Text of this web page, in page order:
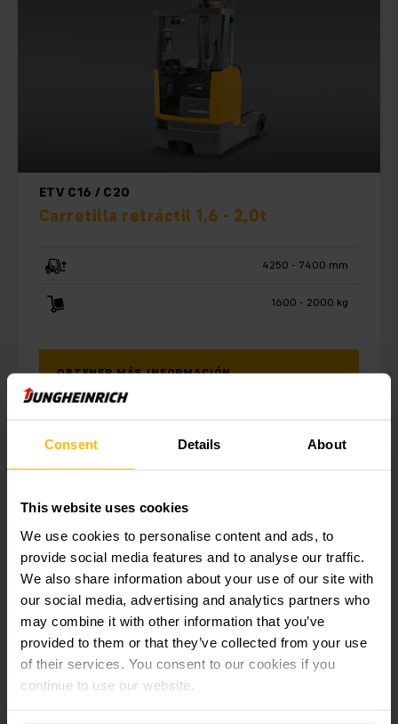
Consent Details About
This website uses cookies
We use cookies to personalise content and ads, to
provide social media features and to analyse our traffic.
We also share information about your use of our site with
our social media, advertising and analytics partners who
may combine it with other information that you’ve
provided to them or that they’ve collected from your use
of their services. You consent to our cookies if you
continue to use our website.
ETV C16 / C20
Carretilla retráctil 1,6 - 2,0t
4250 - 7400 mm
1600 - 2000 kg
OBTENER MÁS INFORMACIÓN